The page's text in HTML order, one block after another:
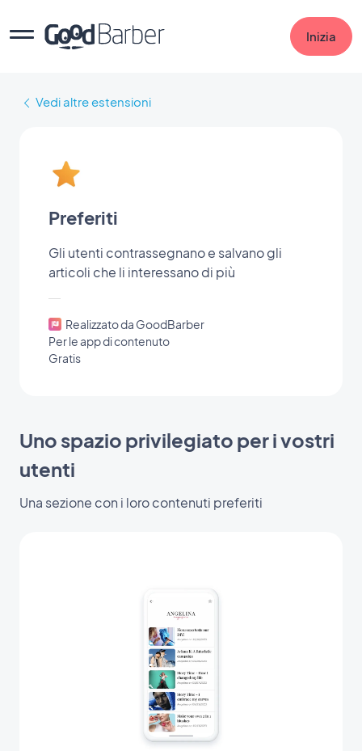
Inizia
Vedi altre estensioni
Preferiti
Gli utenti contrassegnano e salvano gli
articoli che li interessano di più
Realizzato da GoodBarber
Per le app di contenuto
Gratis
Uno spazio privilegiato per i vostri
utenti
Una sezione con i loro contenuti preferiti